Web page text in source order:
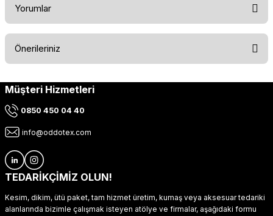
Yorumlar
Önerileriniz
Bu ürünün fiyat bilgisi, resim, ürün açıklamalarında ve diğer
kullanarak tarafımıza iletebilirsiniz.
Ürün resmi kalitesiz, bozuk veya görüntülenemiyor.
Ürün açıklamasında eksik bilgiler bulunuyor.
Ürün fiyatı diğer sitelerden daha pahalı.
Müşteri Hizmetleri
0850 450 04 40
info@oddotex.com
TEDARİKÇİMİZ OLUN!
Kesim, dikim, ütü paket, tam hizmet üretim, kumaş veya aksesuar tedariki
alanlarında bizimle çalışmak isteyen atölye ve firmalar, aşağıdaki formu